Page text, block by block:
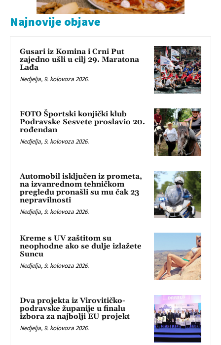
Najnovije objave
Gusari iz Komina i Crni Put
zajedno ušli u cilj 29. Maratona
Lađa
Nedjelja, 9. kolovoza 2026.
FOTO Športski konjički klub
Podravske Sesvete proslavio 20.
rođendan
Nedjelja, 9. kolovoza 2026.
Automobil isključen iz prometa,
na izvanrednom tehničkom
pregledu pronašli su mu čak 23
nepravilnosti
Nedjelja, 9. kolovoza 2026.
Kreme s UV zaštitom su
neophodne ako se dulje izlažete
Suncu
Nedjelja, 9. kolovoza 2026.
Dva projekta iz Virovitičko-
podravske županije u finalu
izbora za najbolji EU projekt
Nedjelja, 9. kolovoza 2026.